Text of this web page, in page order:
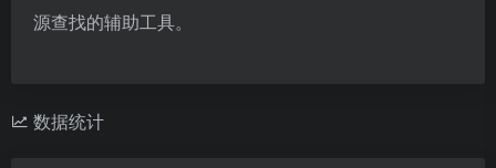
源查找的辅助工具。
数据统计